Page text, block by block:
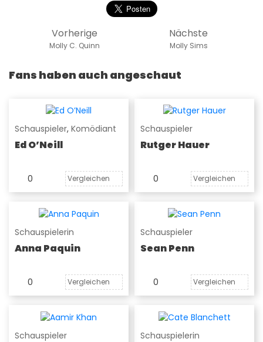
Nächste
Molly Sims
Vorherige
Molly C. Quinn
Fans haben auch angeschaut
Schauspieler, Komödiant
Ed O’Neill
0 Vergleichen
Schauspieler
Rutger Hauer
0 Vergleichen
Schauspielerin
Anna Paquin
0 Vergleichen
Schauspieler
Sean Penn
0 Vergleichen
Schauspieler Schauspielerin